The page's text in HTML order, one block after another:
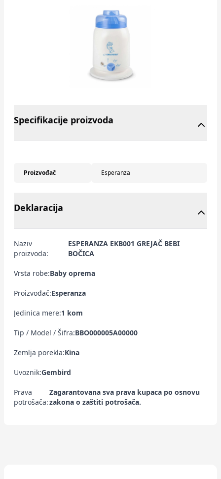
Specifikacije proizvoda
Proizvođač Esperanza
Deklaracija
Naziv
proizvoda:
ESPERANZA EKB001 GREJAČ BEBI
BOČICA
Vrsta robe:Baby oprema
Proizvođač:Esperanza
Jedinica mere:1 kom
Tip / Model / Šifra:BBO000005A00000
Zemlja porekla:Kina
Uvoznik:Gembird
Prava
potrošača:
Zagarantovana sva prava kupaca po osnovu
zakona o zaštiti potrošača.